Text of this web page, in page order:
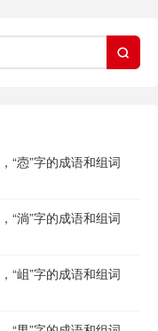

“悫”字的成语和组词
“淌”字的成语和组词
“岨”字的成语和组词